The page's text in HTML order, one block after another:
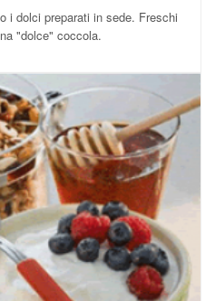
i dolci preparati in sede. Freschi
"dolce" coccola.